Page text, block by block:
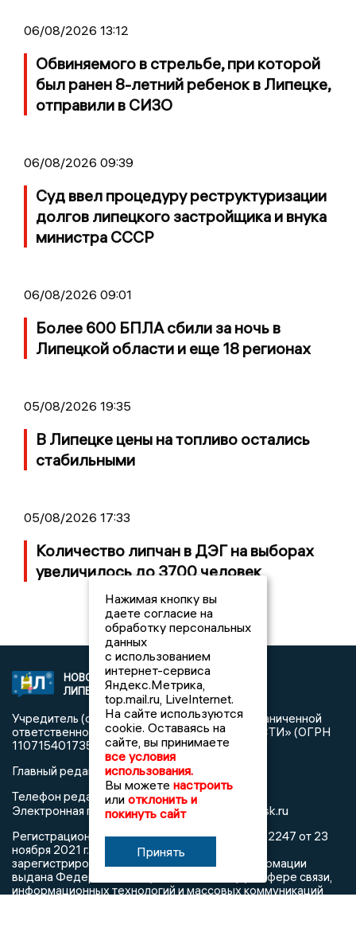
06/08/2026 13:12
Обвиняемого в стрельбе, при которой
был ранен 8-летний ребенок в Липецке,
отправили в СИЗО
06/08/2026 09:39
Суд ввел процедуру реструктуризации
долгов липецкого застройщика и внука
министра СССР
06/08/2026 09:01
Более 600 БПЛА сбили за ночь в
Липецкой области и еще 18 регионах
05/08/2026 19:35
В Липецке цены на топливо остались
стабильными
05/08/2026 17:33
Количество липчан в ДЭГ на выборах
увеличилось до 3700 человек
НОВОСТИ
ЛИПЕЦКА
2021 © NEWSLIPETSK.RU | СИ
«Новости Липецка»
Учредитель (соучредители): Общество с ограниченной
ответственностью «РЕГИОНАЛЬНЫЕ НОВОСТИ» (ОГРН
1107154017354)
Главный редактор: Герцог Е.Г.
Телефон редакции: +7 903 699 9427
Электронная почта редакции:info@newslipetsk.ru
Регистрационный номер: серия Эл № ФС77-82247 от 23
ноября 2021 г. согласно выписке из реестра
зарегистрированных средств массовой информации
выдана Федеральной службой по надзору в сфере связи,
информационных технологий и массовых коммуникаций
Нажимая кнопку вы
даете согласие на
обработку персональных
данных
с использованием
интернет-сервиса
Яндекс.Метрика,
top.mail.ru, LiveInternet.
На сайте используются
cookie. Оставаясь на
сайте, вы принимаете
все условия
использования.
Вы можете настроить
или отклонить и
покинуть сайт
Принять